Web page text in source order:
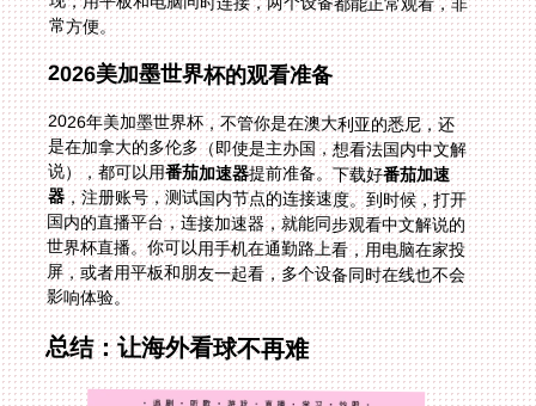
常方便。
2026美加墨世界杯的观看准备
2026年美加墨世界杯，不管你是在澳大利亚的悉尼，还
是在加拿大的多伦多（即使是主办国，想看法国内中文解
说），都可以用番茄加速器提前准备。下载好番茄加速
器，注册账号，测试国内节点的连接速度。到时候，打开
国内的直播平台，连接加速器，就能同步观看中文解说的
世界杯直播。你可以用手机在通勤路上看，用电脑在家投
屏，或者用平板和朋友一起看，多个设备同时在线也不会
影响体验。
总结：让海外看球不再难